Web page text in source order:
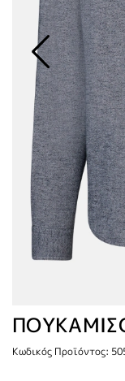
Κωδικός Προϊόντος: